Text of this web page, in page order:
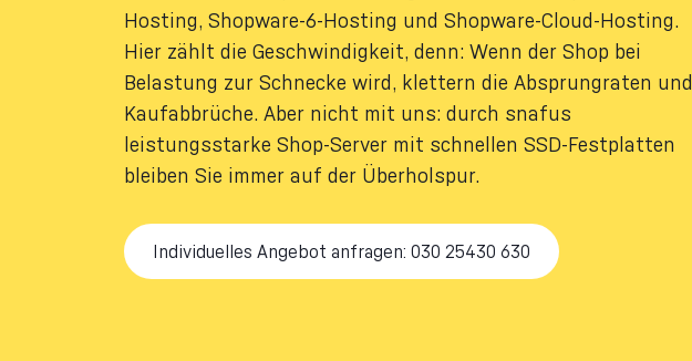
Hosting, Shopware-6-Hosting und Shopware-Cloud-Hosting.
Hier zählt die Geschwindigkeit, denn: Wenn der Shop bei
Belastung zur Schnecke wird, klettern die Absprungraten und
Kaufabbrüche. Aber nicht mit uns: durch snafus
leistungsstarke Shop-Server mit schnellen SSD-Festplatten
bleiben Sie immer auf der Überholspur.
Individuelles Angebot anfragen: 030 25430 630